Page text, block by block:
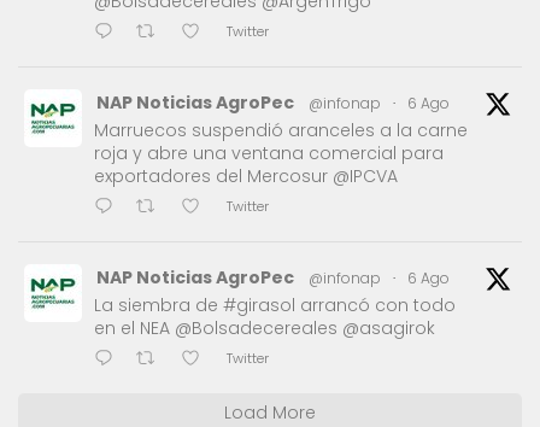
Twitter
NAP Noticias AgroPec @infonap · 6 Ago
Marruecos suspendió aranceles a la carne
roja y abre una ventana comercial para
exportadores del Mercosur @IPCVA
Twitter
NAP Noticias AgroPec @infonap · 6 Ago
La siembra de #girasol arrancó con todo
en el NEA @Bolsadecereales @asagirok
Twitter
Load More